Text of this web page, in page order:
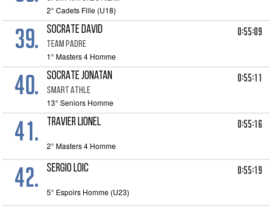
2° Cadets Fille (U18)
39. SOCRATE David
TEAM PADRE
0:55:09
1° Masters 4 Homme
40. SOCRATE Jonatan
SMART ATHLE
0:55:11
13° Seniors Homme
41. TRAVIER Lionel 0:55:16
2° Masters 4 Homme
42. SERGIO Loic 0:55:19
5° Espoirs Homme (U23)